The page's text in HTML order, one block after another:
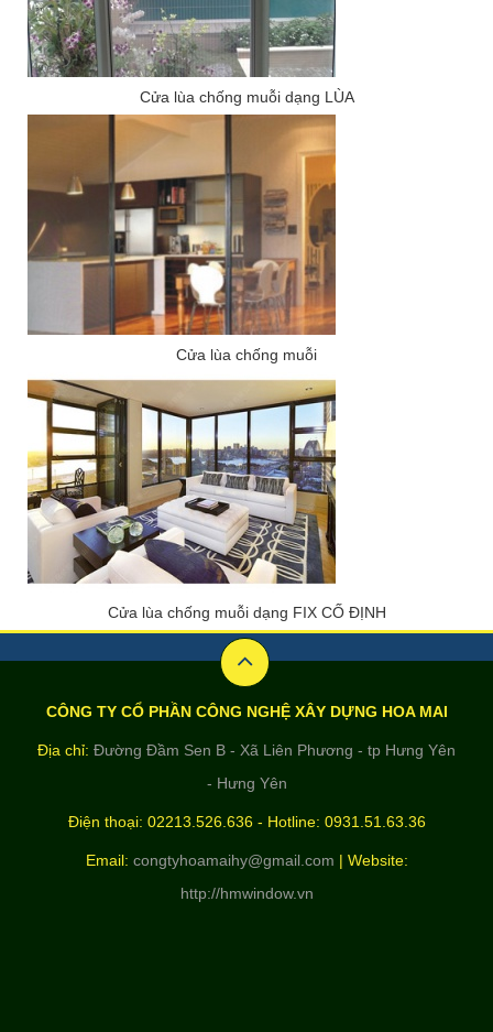
Cửa lùa chống muỗi dạng LÙA
Cửa lùa chống muỗi
Cửa lùa chống muỗi dạng FIX CỐ ĐỊNH
CÔNG TY CỔ PHẦN CÔNG NGHỆ XÂY DỰNG HOA MAI
Địa chỉ: Đường Đầm Sen B - Xã Liên Phương - tp Hưng Yên
- Hưng Yên
Điện thoại: 02213.526.636 - Hotline: 0931.51.63.36
Email: congtyhoamaihy@gmail.com | Website:
http://hmwindow.vn